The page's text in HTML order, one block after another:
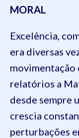
MORAL
Excelência,
era diversas
movimentação
relatórios a
desde sempre
crescia
perturbações